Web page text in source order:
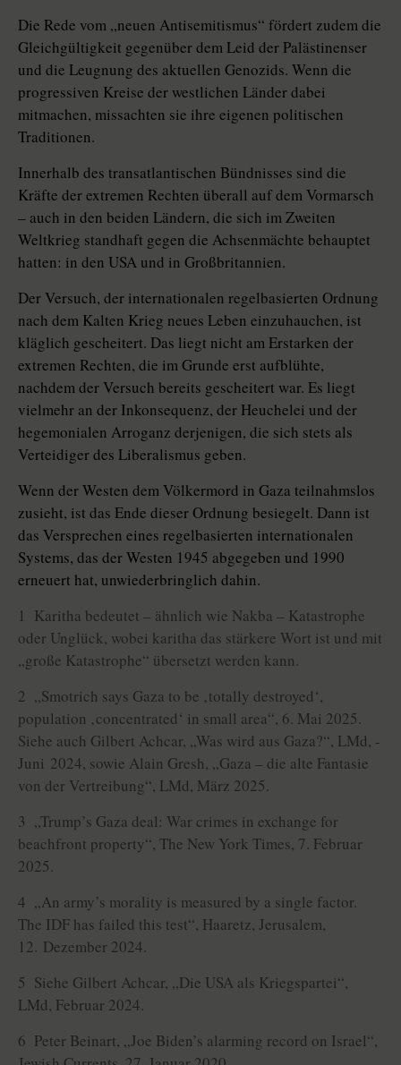
Die Rede vom „neuen Antisemitismus“ fördert zudem die
Gleichgültigkeit gegenüber dem Leid der Palästinenser
und die Leugnung des aktuellen Genozids. Wenn die
progressiven Kreise der westlichen Länder dabei
mitmachen, missachten sie ihre eigenen politischen
Traditionen.
Innerhalb des transatlantischen Bündnisses sind die
Kräfte der ex­tre­men Rechten überall auf dem Vormarsch
– auch in den beiden Ländern, die sich im Zweiten
Weltkrieg standhaft gegen die Achsenmächte behauptet
hatten: in den USA und in Großbritannien.
Der Versuch, der internationalen regelbasierten Ordnung
nach dem Kalten Krieg neues Leben einzuhauchen, ist
kläglich gescheitert. Das liegt nicht am Erstarken der
extremen Rechten, die im Grunde erst aufblühte,
nachdem der Versuch bereits gescheitert war. Es liegt
vielmehr an der Inkonsequenz, der Heuchelei und der
hegemonialen Arroganz derjenigen, die sich stets als
Verteidiger des Liberalismus geben.
Wenn der Westen dem Völkermord in Gaza teilnahmslos
zusieht, ist das Ende dieser Ordnung besiegelt. Dann ist
das Versprechen eines regelbasierten internationalen
Systems, das der Westen 1945 abgegeben und 1990
erneuert hat, unwiederbringlich dahin.
1 Karitha bedeutet – ähnlich wie Nakba – Katastrophe
oder Unglück, wobei karitha das stärkere Wort ist und mit
„große Katastrophe“ übersetzt werden kann.
2 „Smotrich says Gaza to be ‚totally destroyed‘,
population ‚concentrated‘ in small area“, 6. Mai 2025.
Siehe auch Gilbert Achcar, „Was wird aus Gaza?“, LMd, ­
Juni 2024, sowie Alain Gresh, „Gaza – die alte Fantasie
von der Vertreibung“, LMd, März 2025.
3 „Trump’s Gaza deal: War crimes in exchange for
beach­front property“, The New York Times, 7. Februar
2025.
4 „An army’s morality is measured by a single factor.
The IDF has failed this test“, Haaretz, Jerusalem,
12. Dezember 2024.
5 Siehe Gilbert Achcar, „Die USA als Kriegspartei“,
LMd, Februar 2024.
6 Peter Beinart, „Joe Biden’s alarming record on ­Israel“,